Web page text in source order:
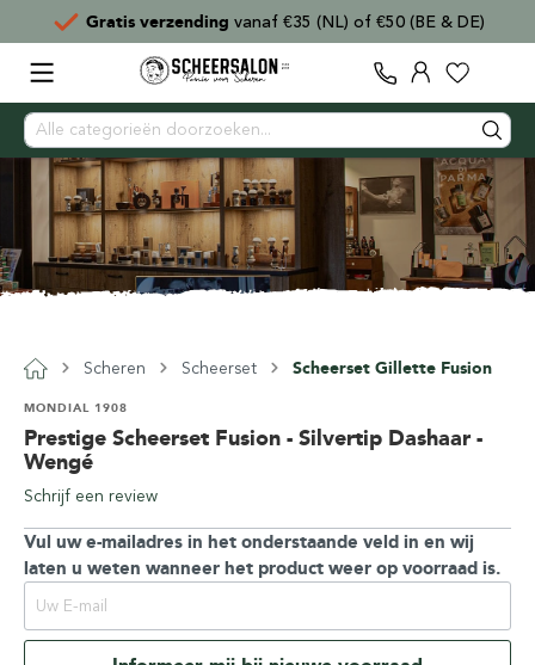
Gratis verzending vanaf €35 (NL) of €50 (BE & DE)
Scheren Scheerset Scheerset Gillette Fusion
Prestige Scheerset Fusion - Silvertip Dashaar -
Wengé
MONDIAL 1908
Schrijf een review
Vul uw e-mailadres in het onderstaande veld in en wij
laten u weten wanneer het product weer op voorraad is.